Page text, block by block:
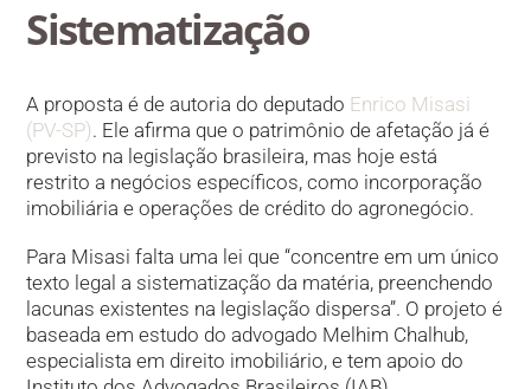
Sistematização
A proposta é de autoria do deputado Enrico Misasi
(PV-SP). Ele afirma que o patrimônio de afetação já é
previsto na legislação brasileira, mas hoje está
restrito a negócios específicos, como incorporação
imobiliária e operações de crédito do agronegócio.
Para Misasi falta uma lei que “concentre em um único
texto legal a sistematização da matéria, preenchendo
lacunas existentes na legislação dispersa”. O projeto é
baseada em estudo do advogado Melhim Chalhub,
especialista em direito imobiliário, e tem apoio do